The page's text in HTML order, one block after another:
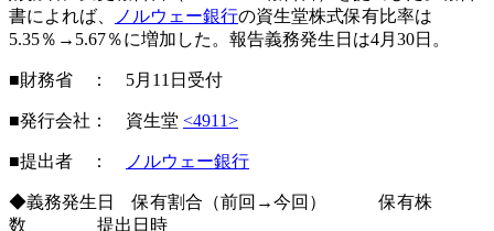
書によれば、
ノルウェー銀行の資生堂株式保有比率は
5.35％→5.67％に増加した。報告義務発生日は4月30日。
■財務省 ： 5月11日受付
■発行会社： 資生堂 <4911>
■提出者 ： ノルウェー銀行
◆義務発生日 保有割合（前回→今回） 保有株
数 提出日時